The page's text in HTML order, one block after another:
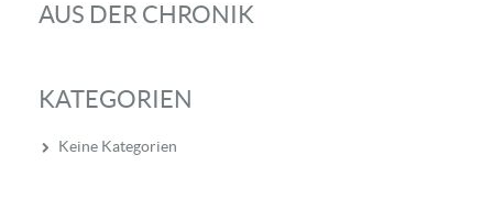
AUS DER CHRONIK
KATEGORIEN
Keine Kategorien